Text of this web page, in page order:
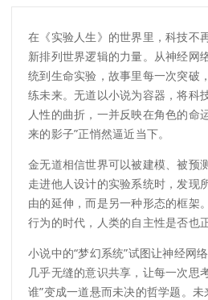
在《实验人生》的世界里，科技不
新排列世界逻辑的力量。从神经网
统到生命实验，故事里每一次突破
练未来。无道以小说为容器，将科
人性的曲折，一并反映在角色的命
来的影子”正悄然逼近当下。
金无道相信世界可以被建模、被预
走进他人设计的实验系统时，发现
由的延伸，而是另一种形态的框架
行为的时代，人类的自主性是否也
小说中的“梦幻系统”试图让神经网
几乎无缝的意识共享，让每一次思
谁”变成一道悬而未决的哲学题。